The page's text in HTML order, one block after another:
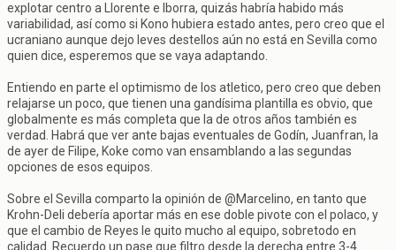
explotar centro a Llorente e Iborra, quizás habría habido más
variabilidad, así como si Kono hubiera estado antes, pero creo que el
ucraniano aunque dejo leves destellos aún no está en Sevilla como
quien dice, esperemos que se vaya adaptando.
Entiendo en parte el optimismo de los atletico, pero creo que deben
relajarse un poco, que tienen una gandísima plantilla es obvio, que
globalmente es más completa que la de otros años también es
verdad. Habrá que ver ante bajas eventuales de Godín, Juanfran, la
de ayer de Filipe, Koke como van ensamblando a las segundas
opciones de esos equipos.
Sobre el Sevilla comparto la opinión de @Marcelino, en tanto que
Krohn-Deli debería aportar más en ese doble pivote con el polaco, y
que el cambio de Reyes le quito mucho al equipo, sobretodo en
calidad. Recuerdo un pase que filtro desde la derecha entre 3-4